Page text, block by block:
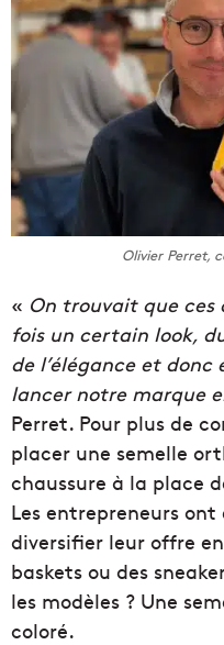
Olivier Perret,
« On trouvait que
fois un certain look,
de l’élégance et
lancer notre marque
Perret. Pour plus de
placer une semelle
chaussure à la place
Les entrepreneurs
diversifier leur offre
baskets ou des
les modèles ? Une
coloré.